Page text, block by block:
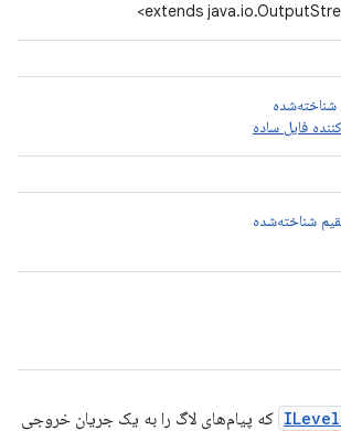
extends
فایل ساده
شناخته‌شده
که پیام‌های لاگ را به یک جریان خروجی